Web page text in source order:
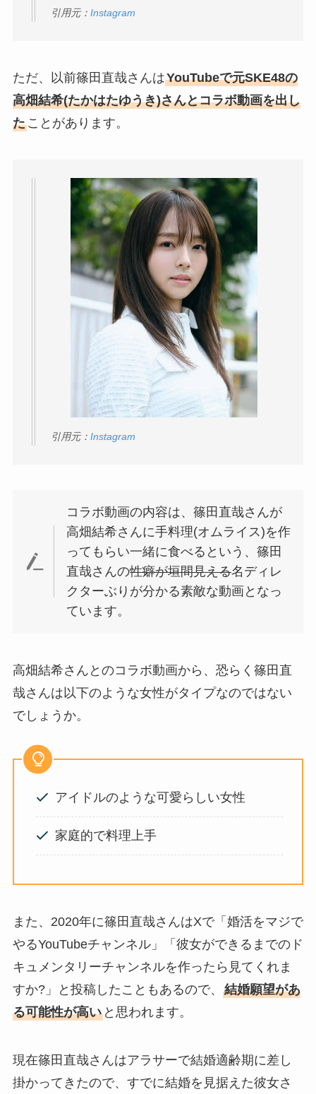
引用元： Instagram
ただ、以前篠田直哉さんはYouTubeで元SKE48の
高畑結希(たかはたゆうき)さんとコラボ動画を出し
たことがあります。
引用元： Instagram
コラボ動画の内容は、篠田直哉さんが
高畑結希さんに手料理(オムライス)を作
ってもらい一緒に食べるという、篠田
直哉さんの性癖が垣間見える名ディレ
クターぶりが分かる素敵な動画となっ
ています。
高畑結希さんとのコラボ動画から、恐らく篠田直
哉さんは以下のような女性がタイプなのではない
でしょうか。
アイドルのような可愛らしい女性
家庭的で料理上手
また、2020年に篠田直哉さんはXで「婚活をマジで
やるYouTubeチャンネル」「彼女ができるまでのド
キュメンタリーチャンネルを作ったら見てくれま
すか?」と投稿したこともあるので、 結婚願望があ
る可能性が高いと思われます。
現在篠田直哉さんはアラサーで結婚適齢期に差し
掛かってきたので、すでに結婚を見据えた彼女さ